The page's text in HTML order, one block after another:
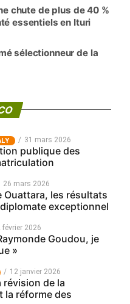
chute de plus de 40 %
essentiels en Ituri
sélectionneur de la
31 mars 2026
publique des
26 mars 2026
Ouattara, les résultats
exceptionnel
février 2026
Goudou, je
»
12 janvier 2026
révision de la
réforme des